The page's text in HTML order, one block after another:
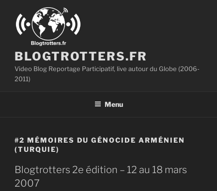
contenu
BLOGTROTTERS.FR
Video Blog Reportage Participatif, live autour du Globe (2006-
2011)
Menu
#2 MÉMOIRES DU GÉNOCIDE ARMÉNIEN
(TURQUIE)
Blogtrotters 2e édition – 12 au 18 mars
2007